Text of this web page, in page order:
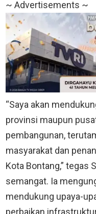
~ Advertisements ~
“Saya akan
provinsi maupun
pembangunan,
masyarakat dan
Kota Bontang,” tegas
semangat. Ia
mendukung upaya-
perbaikan